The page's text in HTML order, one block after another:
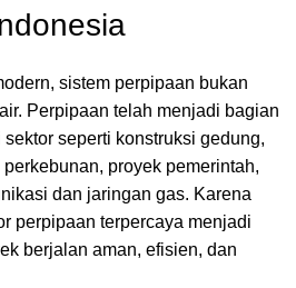
sistem perpipaan bukan
Perpipaan telah menjadi bagian
seperti konstruksi gedung,
proyek pemerintah,
dan jaringan gas. Karena
perpipaan terpercaya menjadi
berjalan aman, efisien, dan